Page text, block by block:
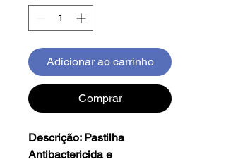
Adicionar ao carrinho
Comprar
Descrição: Pastilha
Antibactericida e